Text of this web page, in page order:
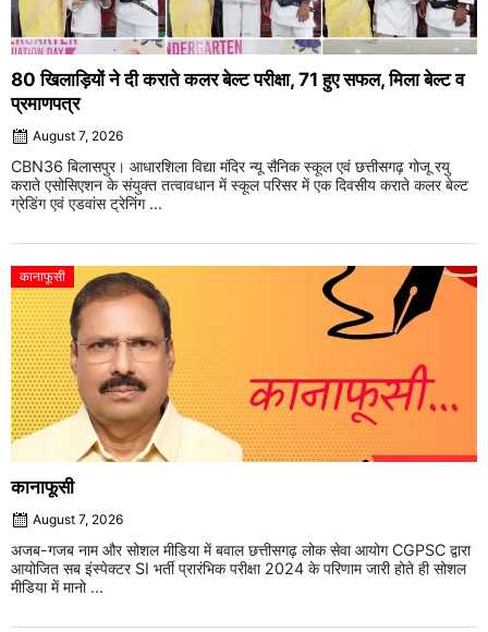
80 खिलाड़ियों ने दी कराते कलर बेल्ट परीक्षा, 71 हुए सफल, मिला बेल्ट व
प्रमाणपत्र
August 7, 2026
CBN36 बिलासपुर। आधारशिला विद्या मंदिर न्यू सैनिक स्कूल एवं छत्तीसगढ़ गोजू रयु
कराते एसोसिएशन के संयुक्त तत्वावधान में स्कूल परिसर में एक दिवसीय कराते कलर बेल्ट
ग्रेडिंग एवं एडवांस ट्रेनिंग ...
कानाफूसी
कानाफूसी
August 7, 2026
अजब-गजब नाम और सोशल मीडिया में बवाल छत्तीसगढ़ लोक सेवा आयोग CGPSC द्वारा
आयोजित सब इंस्पेक्टर SI भर्ती प्रारंभिक परीक्षा 2024 के परिणाम जारी होते ही सोशल
मीडिया में मानो ...